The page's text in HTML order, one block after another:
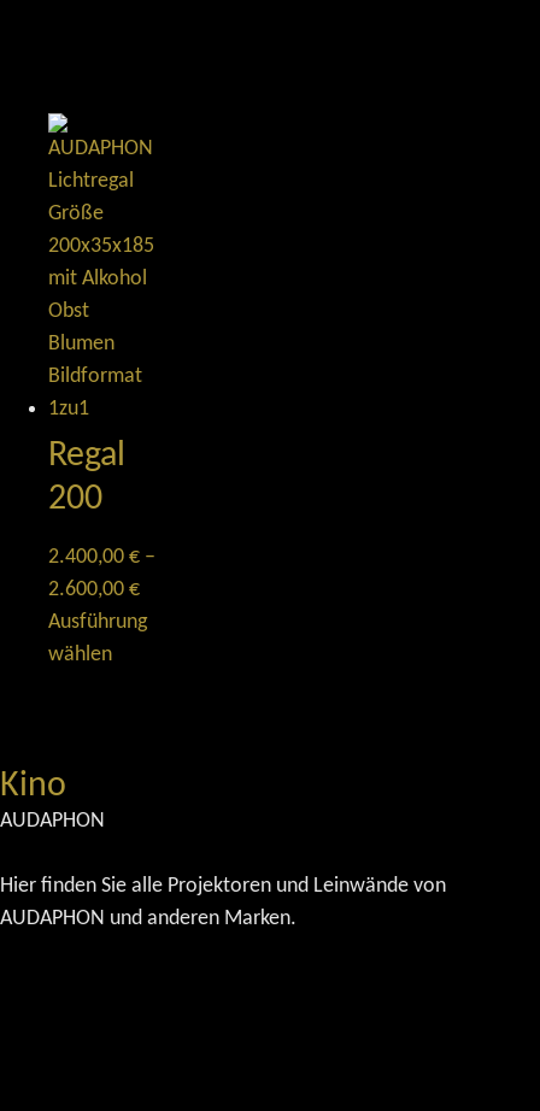
Regal
200
2.400,00 € –
2.600,00 €
Ausführung
wählen
Kino
AUDAPHON
Hier finden Sie alle Projektoren und Leinwände von
AUDAPHON und anderen Marken.